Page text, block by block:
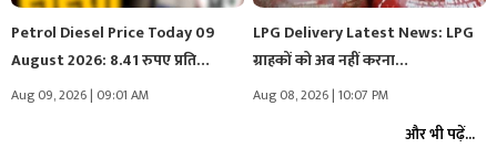
Petrol Diesel Price Today 09
August 2026: 8.41 रुपए प्रति…
Aug 09, 2026 | 09:01 AM
LPG Delivery Latest News: LPG
ग्राहकों को अब नहीं करना…
Aug 08, 2026 | 10:07 PM
और भी पढ़ें...